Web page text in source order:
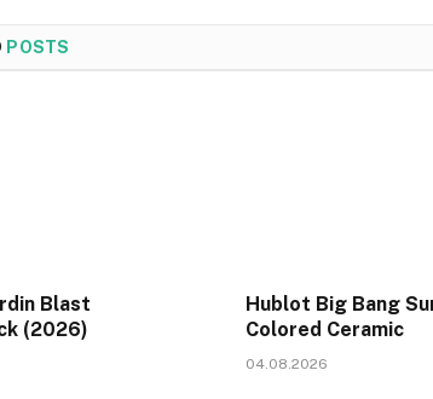
POSTS
Blast
(2026)
Hublot Big Bang
Colored Ceramic
04.08.2026